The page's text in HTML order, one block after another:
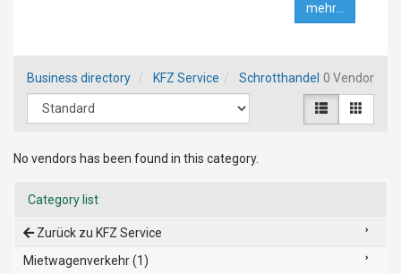
mehr...
Business directory KFZ Service Schrotthandel 0 Vendor
No vendors has been found in this category.
Category list
Zurück zu KFZ Service
Mietwagenverkehr (1)